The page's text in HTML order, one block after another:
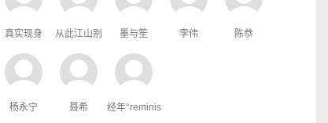
真实现身 从此江山别 墨与笙 李伟 陈恭
杨永宁 聂希 经年°reminis